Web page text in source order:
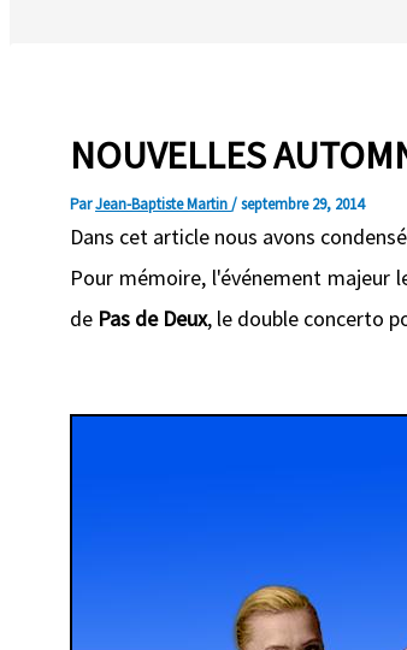
NOUVELLES
ParJean-Baptiste Martin/septembre 29, 2014
Dans cet article nous avons
Pour mémoire, l'événement majeur
de Pas de Deux, le double concerto